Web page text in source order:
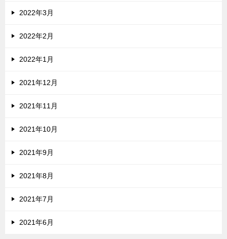
2022年3月
2022年2月
2022年1月
2021年12月
2021年11月
2021年10月
2021年9月
2021年8月
2021年7月
2021年6月